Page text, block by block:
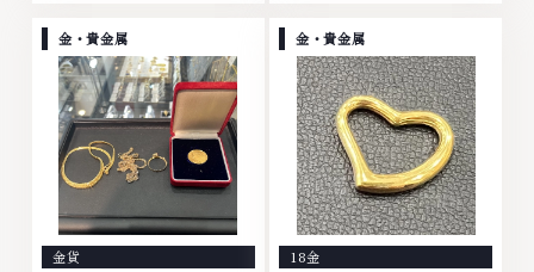
モンド ブランド品 ブランド衣類
お酒買取りのことなら、お任せく
ださいなかでも金・プラチナ等の
アクセサリー・貴金属・宝石・ダ
イヤモンド・ジュエリーや ブラ
ンド品・時計等は特に自信を持っ
て、高額査定を実現しておりま
す。 古くて使わなくなってしま
ったアクセサリー、動かなくなっ
てしまった腕時計、多くのお品物
の高価買取りを実現しており、他
ヤモンド ブランド品 ブランド衣
類 お酒買取りのことなら、お任
せくださいなかでも金・プラチナ
等のアクセサリー・貴金属・宝
石・ダイヤモンド・ジュエリーや
ブランド品・時計等は特に自信を
持って、高額査定を実現しており
ます。 古くて使わなくなってし
まったアクセサリー、動かなくな
ってしまった腕時計、多くのお品
物の高価買取りを実現しており、
金・貴金属
金貨
金・貴金属
18金